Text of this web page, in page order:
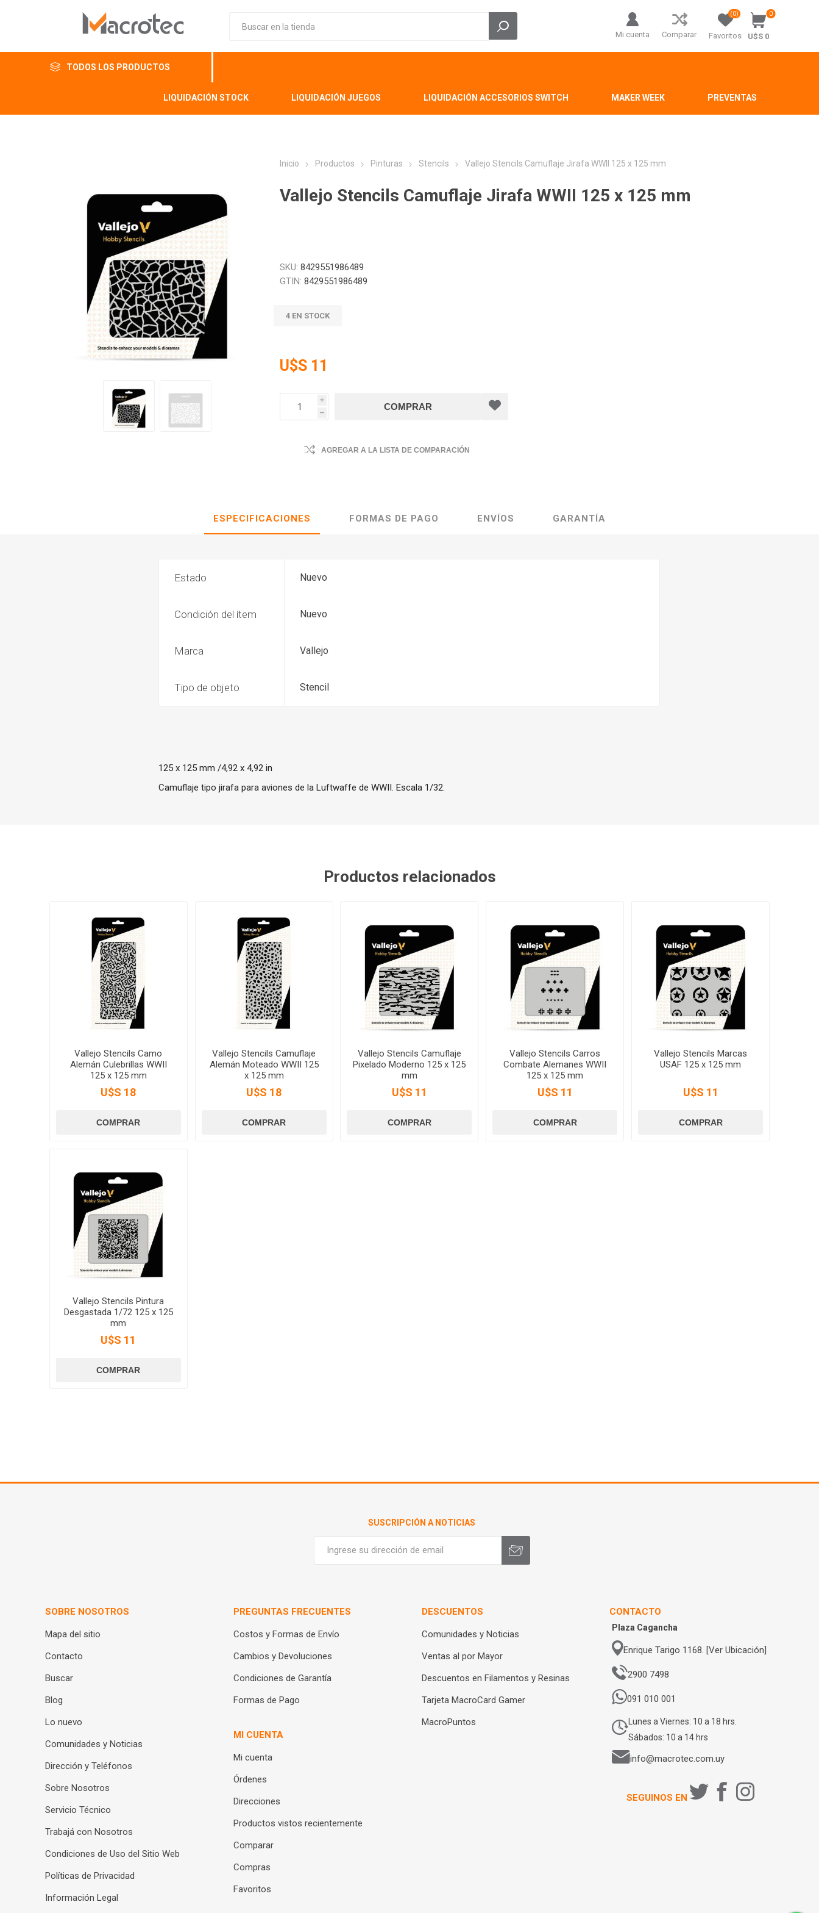
Mi cuenta Comparar Favoritos
(0) 0
U$S 0
TODOS LOS PRODUCTOS
LIQUIDACIÓN STOCK LIQUIDACIÓN JUEGOS LIQUIDACIÓN ACCESORIOS SWITCH MAKER WEEK PREVENTAS
Inicio Productos Pinturas Stencils Vallejo Stencils Camuflaje Jirafa WWII 125 x 125 mm
Vallejo Stencils Camuflaje Jirafa WWII 125 x 125 mm
SKU: 8429551986489
GTIN: 8429551986489
4 EN STOCK
U$S 11
i
h
AGREGAR A LA LISTA DE COMPARACIÓN
ESPECIFICACIONES FORMAS DE PAGO ENVÍOS GARANTÍA
Estado Nuevo
Condición del ítem Nuevo
Marca Vallejo
Tipo de objeto Stencil
125 x 125 mm /4,92 x 4,92 in
Camuflaje tipo jirafa para aviones de la Luftwaffe de WWII. Escala 1/32.
Productos relacionados
Vallejo Stencils Camo
Alemán Culebrillas WWII
125 x 125 mm
U$S 18
Vallejo Stencils Camuflaje
Alemán Moteado WWII 125
x 125 mm
U$S 18
Vallejo Stencils Camuflaje
Pixelado Moderno 125 x 125
mm
U$S 11
Vallejo Stencils Carros
Combate Alemanes WWII
125 x 125 mm
U$S 11
Vallejo Stencils Marcas
USAF 125 x 125 mm
U$S 11
Vallejo Stencils Pintura
Desgastada 1/72 125 x 125
mm
U$S 11
SUSCRIPCIÓN A NOTICIAS
SOBRE NOSOTROS
Mapa del sitio
Contacto
Buscar
Blog
Lo nuevo
Comunidades y Noticias
Dirección y Teléfonos
Sobre Nosotros
Servicio Técnico
Trabajá con Nosotros
Condiciones de Uso del Sitio Web
Políticas de Privacidad
Información Legal
PREGUNTAS FRECUENTES
Costos y Formas de Envío
Cambios y Devoluciones
Condiciones de Garantía
Formas de Pago
MI CUENTA
Mi cuenta
Órdenes
Direcciones
Productos vistos recientemente
Comparar
Compras
Favoritos
DESCUENTOS
Comunidades y Noticias
Ventas al por Mayor
Descuentos en Filamentos y Resinas
Tarjeta MacroCard Gamer
MacroPuntos
CONTACTO
Plaza Cagancha
Enrique Tarigo 1168. [Ver Ubicación]
2900 7498
091 010 001
Lunes a Viernes: 10 a 18 hrs.
Sábados: 10 a 14 hrs
info@macrotec.com.uy
SEGUINOS EN